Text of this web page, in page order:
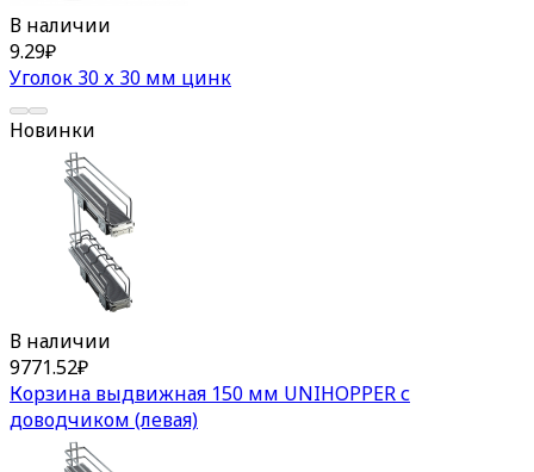
В наличии
9.29₽
Уголок 30 х 30 мм цинк
Новинки
В наличии
9771.52₽
Корзина выдвижная 150 мм UNIHOPPER с
доводчиком (левая)